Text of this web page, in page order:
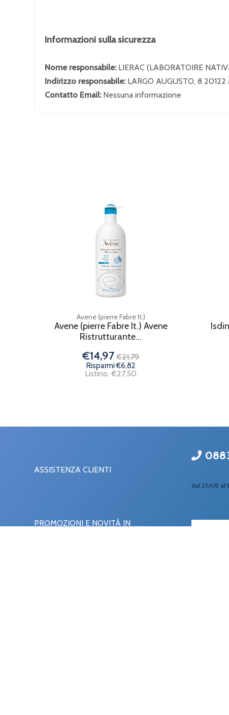
Informazioni sulla sicurezza
Nome responsabile: LIERAC (LABORATOIRE
Indirizzo responsabile: LARGO AUGUSTO, 8
Contatto Email: Nessuna informazione
Avene (pierre Fabre It.)
Avene (pierre Fabre It.) Avene
Ristrutturante...
€14,97 €21,79
Risparmi €6,82
Listino: €27,50
ASSISTENZA CLIENTI
dal 25/08 al
PROMOZIONI E NOVITÀ IN